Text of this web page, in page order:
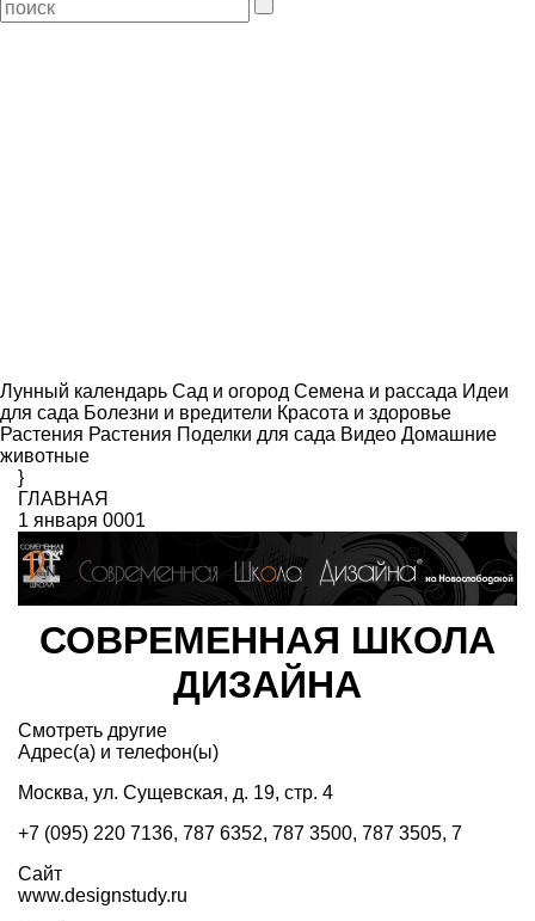
Лунный календарь Сад и огород Семена и рассада Идеи
для сада Болезни и вредители Красота и здоровье
Растения Растения Поделки для сада Видео Домашние
животные
}
ГЛАВНАЯ
1 января 0001
СОВРЕМЕННАЯ ШКОЛА
ДИЗАЙНА
Смотреть другие
Адрес(а) и телефон(ы)
Москва, ул. Сущевская, д. 19, стр. 4
+7 (095) 220 7136, 787 6352, 787 3500, 787 3505, 7
Сайт
www.designstudy.ru